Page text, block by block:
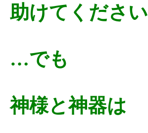
助けてください
…でも
神様と神器は